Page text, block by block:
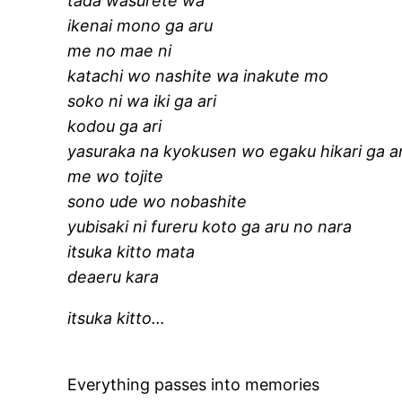
ikenai mono ga aru
me no mae ni
katachi wo nashite wa inakute mo
soko ni wa iki ga ari
kodou ga ari
yasuraka na kyokusen wo egaku hikari ga
me wo tojite
sono ude wo nobashite
yubisaki ni fureru koto ga aru no nara
itsuka kitto mata
deaeru kara
itsuka kitto…
Everything passes into memories